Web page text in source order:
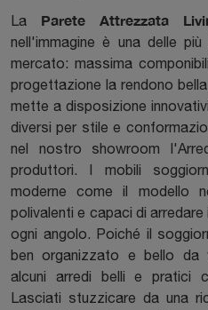
La Parete Attrezzata
nell'immagine è una delle più
mercato: massima
progettazione la rendono
mette a disposizione
diversi per stile e
nel nostro showroom
produttori. I mobili
moderne come il modello
polivalenti e capaci di
ogni angolo. Poiché il
ben organizzato e bello da
alcuni arredi belli e pratici
Lasciati stuzzicare da una